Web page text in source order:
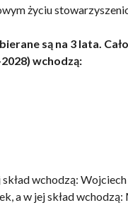
życiu
są na 3 lata.
wchodzą:
wchodzą:
a w jej skład